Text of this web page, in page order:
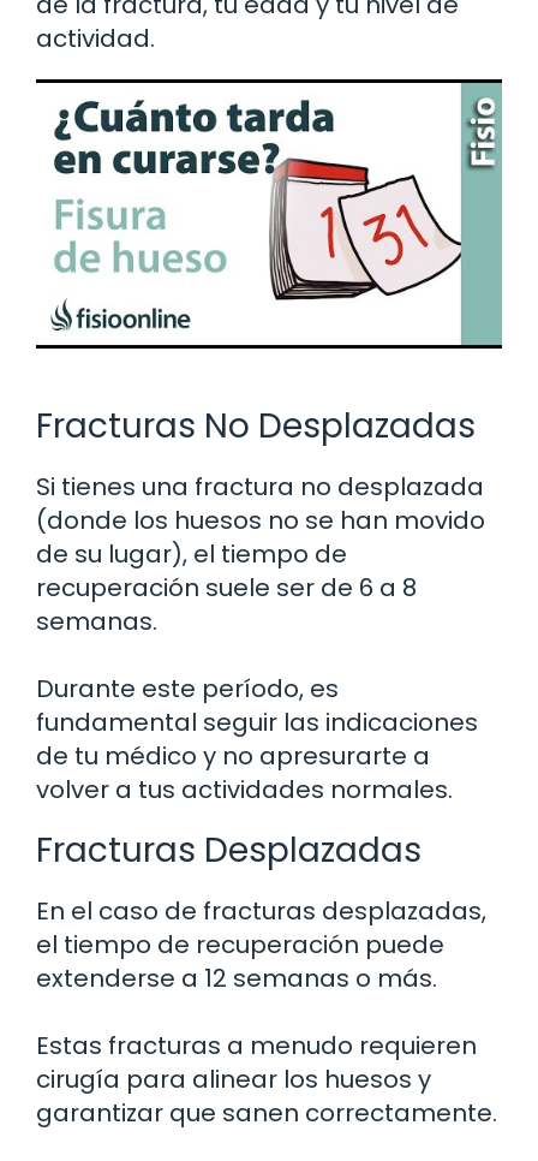
actividad.
Fracturas No Desplazadas
Si tienes una fractura no desplazada
(donde los huesos no se han movido
de su lugar), el tiempo de
recuperación suele ser de 6 a 8
semanas.
Durante este período, es
fundamental seguir las indicaciones
de tu médico y no apresurarte a
volver a tus actividades normales.
Fracturas Desplazadas
En el caso de fracturas desplazadas,
el tiempo de recuperación puede
extenderse a 12 semanas o más.
Estas fracturas a menudo requieren
cirugía para alinear los huesos y
garantizar que sanen correctamente.